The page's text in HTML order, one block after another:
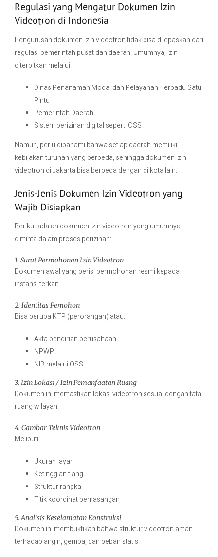
Regulasi yang Mengatur Dokumen Izin
Videotron di Indonesia
Pengurusan dokumen izin videotron tidak bisa dilepaskan dari
regulasi pemerintah pusat dan daerah. Umumnya, izin
diterbitkan melalui:
Dinas Penanaman Modal dan Pelayanan Terpadu Satu
Pintu
Pemerintah Daerah
Sistem perizinan digital seperti OSS
Namun, perlu dipahami bahwa setiap daerah memiliki
kebijakan turunan yang berbeda, sehingga dokumen izin
videotron di Jakarta bisa berbeda dengan di kota lain.
Jenis-Jenis Dokumen Izin Videotron yang
Wajib Disiapkan
Berikut adalah dokumen izin videotron yang umumnya
diminta dalam proses perizinan:
1. Surat Permohonan Izin Videotron
Dokumen awal yang berisi permohonan resmi kepada
instansi terkait.
2. Identitas Pemohon
Bisa berupa KTP (perorangan) atau:
Akta pendirian perusahaan
NPWP
NIB melalui OSS
3. Izin Lokasi / Izin Pemanfaatan Ruang
Dokumen ini memastikan lokasi videotron sesuai dengan tata
ruang wilayah.
4. Gambar Teknis Videotron
Meliputi:
Ukuran layar
Ketinggian tiang
Struktur rangka
Titik koordinat pemasangan
5. Analisis Keselamatan Konstruksi
Dokumen ini membuktikan bahwa struktur videotron aman
terhadap angin, gempa, dan beban statis.